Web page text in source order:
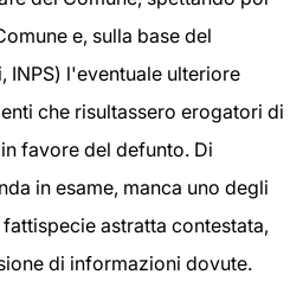
e, sulla base del
INPS) l'eventuale ulteriore
che risultassero erogatori di
favore del defunto. Di
in esame, manca uno degli
astratta contestata,
di informazioni dovute.